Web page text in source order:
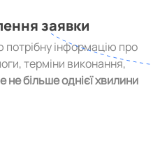
заявки
інформацію про
терміни виконання,
не більше однієї хвилини